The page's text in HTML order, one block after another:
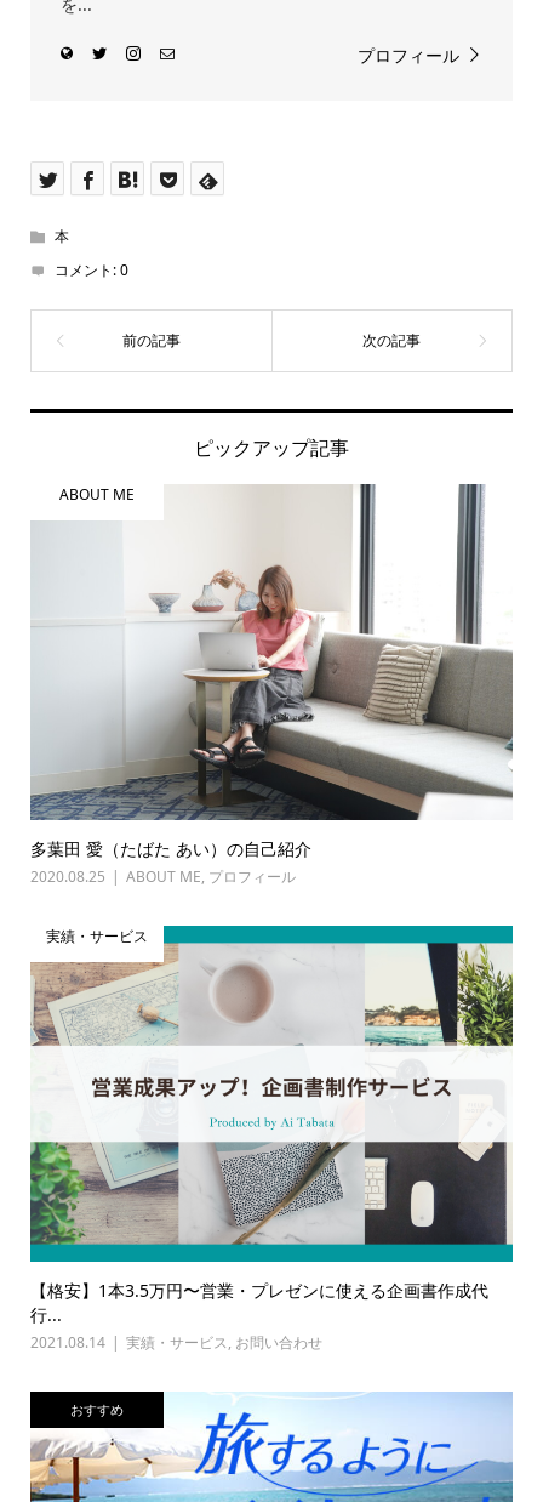
プロフィール
本
コメント:0
ピックアップ記事
ABOUT ME
多葉田 愛（たばた あい）の自己紹介
2020.08.25 ABOUT ME, プロフィール
実績・サービス
【格安】1本3.5万円〜営業・プレゼンに使える企画書作成代
行...
2021.08.14 実績・サービス, お問い合わせ
おすすめ